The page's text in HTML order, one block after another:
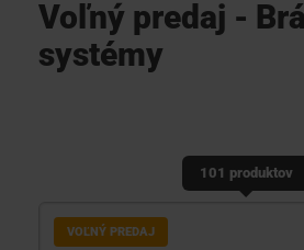
Voľný predaj -
systémy
101 produktov
VOĽNÝ PREDAJ